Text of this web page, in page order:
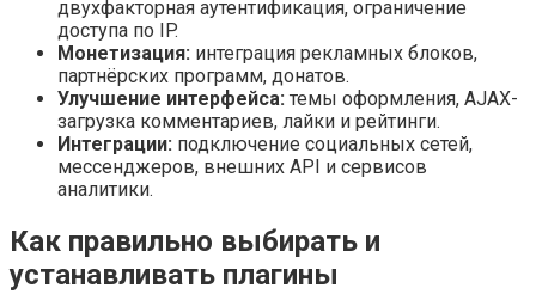
двухфакторная аутентификация, ограничение
доступа по IP.
Монетизация: интеграция рекламных блоков,
партнёрских программ, донатов.
Улучшение интерфейса: темы оформления, AJAX-
загрузка комментариев, лайки и рейтинги.
Интеграции: подключение социальных сетей,
мессенджеров, внешних API и сервисов
аналитики.
Как правильно выбирать и
устанавливать плагины